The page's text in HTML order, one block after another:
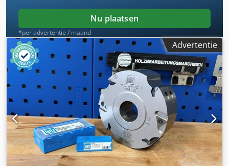
Nu plaatsen
*per advertentie / maand
Advertentie